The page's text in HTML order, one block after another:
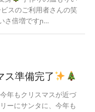
スのご利用者さんの笑
さ倍増ですɲ…
ス準備完了
年もクリスマスが近づ
ーにサンタに、今年も